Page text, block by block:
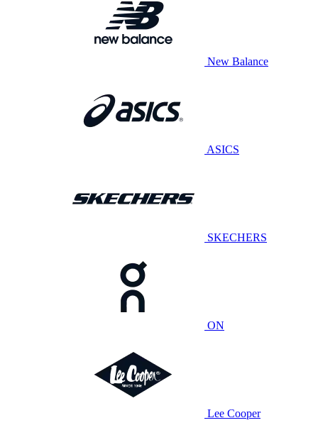
New Balance
ASICS
SKECHERS
ON
Lee Cooper